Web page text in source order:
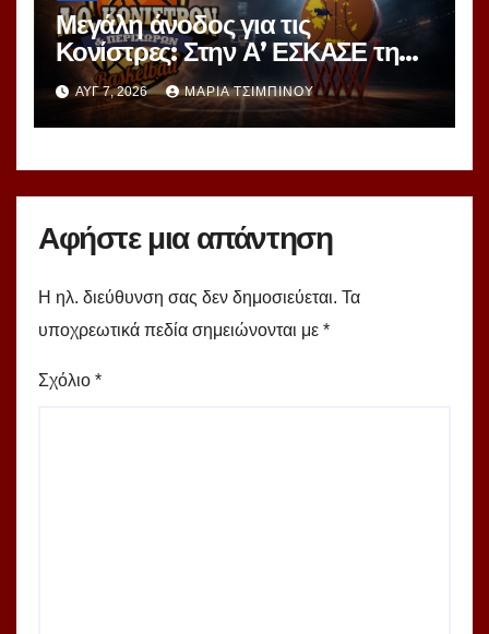
Μεγάλη άνοδος για τις
Κονίστρες: Στην Α’ ΕΣΚΑΣΕ τη
νέα σεζόν – Αυτές είναι οι 12
ομάδες!
ΑΥΓ 7, 2026 ΜΑΡΊΑ ΤΣΙΜΠΙΝΟΎ
Αφήστε μια απάντηση
Η ηλ. διεύθυνση σας δεν δημοσιεύεται. Τα
υποχρεωτικά πεδία σημειώνονται με *
Σχόλιο *